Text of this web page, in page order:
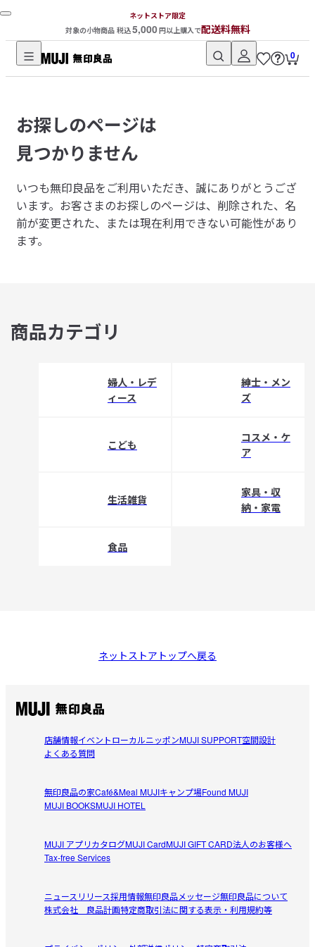
ネットストア限定
対象の小物商品 税込5,000円以上購入で配送料無料
無
品
ネ
ッ
ト
ス
ト
ア
0
お探しのページは
見つかりません
いつも無印良品をご利用いただき、誠にありがとうござ
います。 お客さまのお探しのページは、削除された、名
前が変更された、または現在利用できない可能性があり
ます。
商品カテゴリ
婦人・レデ
ィース
紳士・メン
ズ
こども
コスメ・ケ
ア
生活雑貨
家具・収
納・家電
食品
ネットストアトップへ戻る
店舗情報イベントローカルニッポンMUJI SUPPORT空間設計
よくある質問
無印良品の家Café&Meal MUJIキャンプ場Found MUJI
MUJI BOOKSMUJI HOTEL
MUJI アプリカタログMUJI CardMUJI GIFT CARD法人のお客様へ
Tax-free Services
ニュースリリース採用情報無印良品メッセージ無印良品について
株式会社 良品計画特定商取引法に関する表示・利用規約等